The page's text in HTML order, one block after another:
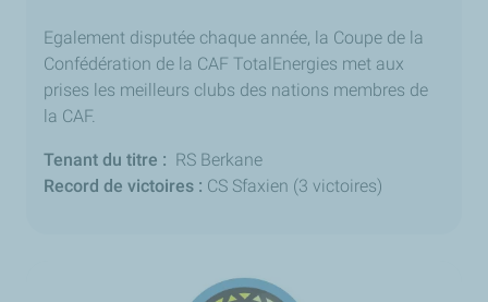
Egalement disputée chaque année, la Coupe de la
Confédération de la CAF TotalEnergies met aux
prises les meilleurs clubs des nations membres de
la CAF.
Tenant du titre : RS Berkane
Record de victoires : CS Sfaxien (3 victoires)